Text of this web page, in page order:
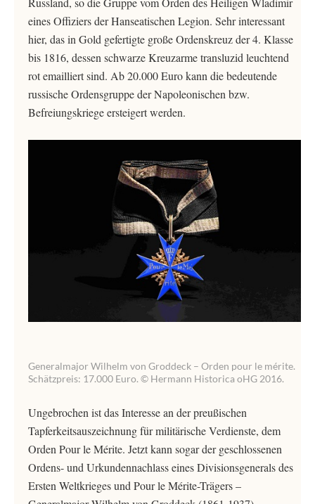
eines Offiziers der Hanseatischen Legion. Sehr interessant
hier, das in Gold gefertigte große Ordenskreuz der 4. Klasse
bis 1816, dessen schwarze Kreuzarme transluzid leuchtend
rot emailliert sind. Ab 20.000 Euro kann die bedeutende
russische Ordensgruppe der Napoleonischen bzw.
Befreiungskriege ersteigert werden.
Generalmajor Wilhelm von Groddeck – Orden pour le mérite.
Schätzpreis: 17.000 Euro. © Hermann Historica oHG 2016.
Ungebrochen ist das Interesse an der preußischen
Tapferkeitsauszeichnung für militärische Verdienste, dem
Orden Pour le Mérite. Jetzt kann sogar der geschlossenen
Ordens- und Urkundennachlass eines Divisionsgenerals des
Ersten Weltkrieges und Pour le Mérite-Trägers –